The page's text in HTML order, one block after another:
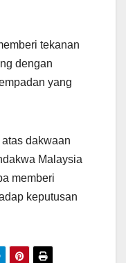
tekanan
dengan
yang
dakwaan
Malaysia
memberi
keputusan